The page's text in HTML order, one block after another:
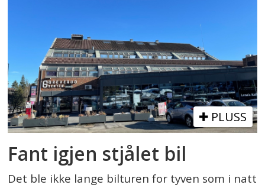
PLUSS
Fant igjen stjålet bil
Det ble ikke lange bilturen for tyven som i natt